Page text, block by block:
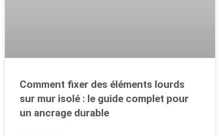
Comment fixer des éléments lourds
sur mur isolé : le guide complet pour
un ancrage durable